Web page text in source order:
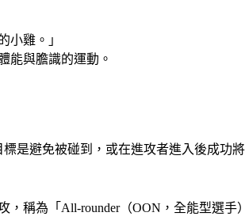
小雞。」
能與膽識的運動。
是避免被碰到，或在進攻者進入後成功
稱為「All-rounder（OON，全能型選手